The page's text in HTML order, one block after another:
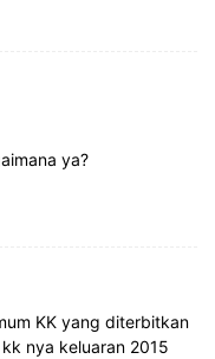
ya?
KK yang diterbitkan
nya keluaran 2015